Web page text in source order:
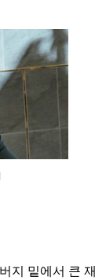
지 밑에서 큰 재